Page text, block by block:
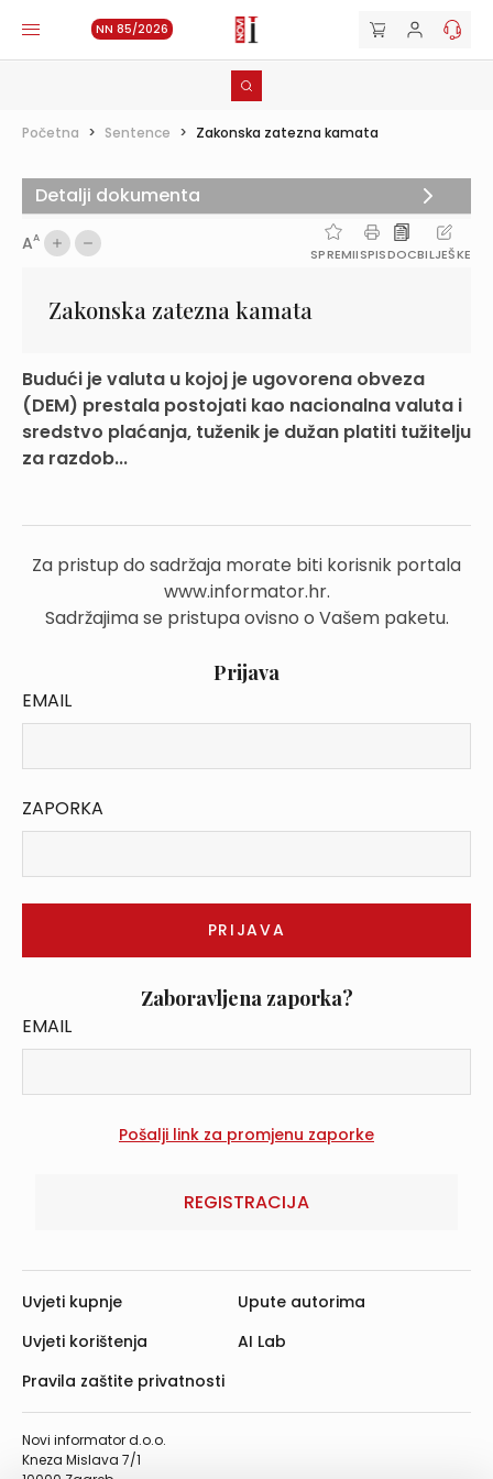
NN 85/2026
Početna > Sentence > Zakonska zatezna kamata
AA
SPREMIISPISDOCBILJEŠKE
Zakonska zatezna kamata
Budući je valuta u kojoj je ugovorena obveza
(DEM) prestala postojati kao nacionalna valuta i
sredstvo plaćanja, tuženik je dužan platiti tužitelju
za razdob...
Za pristup do sadržaja morate biti korisnik portala
www.informator.hr.
Sadržajima se pristupa ovisno o Vašem paketu.
Prijava
EMAIL
ZAPORKA
Zaboravljena zaporka?
EMAIL
REGISTRACIJA
Detalji dokumenta
Novi informator d.o.o.
Kneza Mislava 7/1
Uvjeti kupnje
Uvjeti korištenja
Pravila zaštite privatnosti
Upute autorima
AI Lab